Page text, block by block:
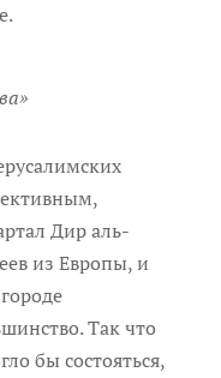
Дир аль-
из Европы, и
Так что
бы состояться,